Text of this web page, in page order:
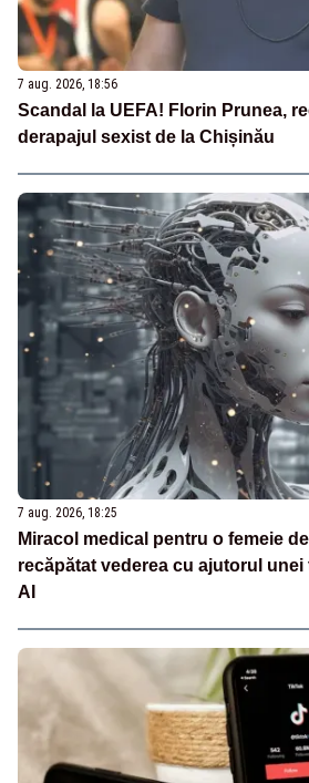
7 aug. 2026, 18:56
Scandal la UEFA! Florin Prunea,
derapajul sexist de la Chișinău
7 aug. 2026, 18:25
Miracol medical pentru o femeie
recăpătat vederea cu ajutorul
AI